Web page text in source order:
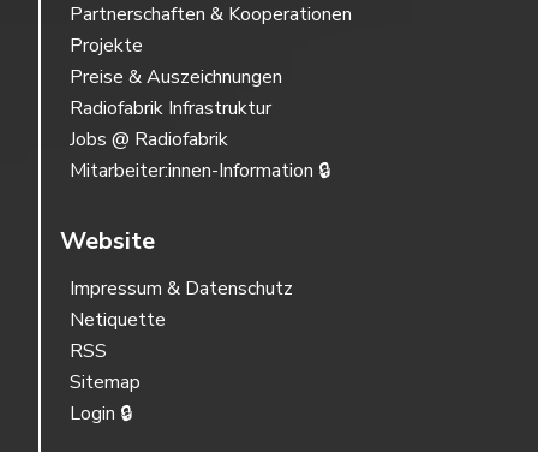
Partnerschaften & Kooperationen
Projekte
Preise & Auszeichnungen
Radiofabrik Infrastruktur
Jobs @ Radiofabrik
Mitarbeiter:innen-Information 🔒
Website
Impressum & Datenschutz
Netiquette
RSS
Sitemap
Login 🔒